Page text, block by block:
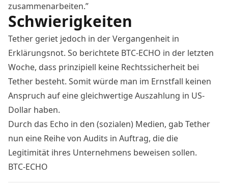
zusammenarbeiten.”
Schwierigkeiten
Tether geriet jedoch in der Vergangenheit in
Erklärungsnot. So berichtete BTC-ECHO in der letzten
Woche, dass prinzipiell keine Rechtssicherheit bei
Tether besteht. Somit würde man im Ernstfall keinen
Anspruch auf eine gleichwertige Auszahlung in US-
Dollar haben.
Durch das Echo in den (sozialen) Medien, gab Tether
nun eine Reihe von Audits in Auftrag, die die
Legitimität ihres Unternehmens beweisen sollen.
BTC-ECHO